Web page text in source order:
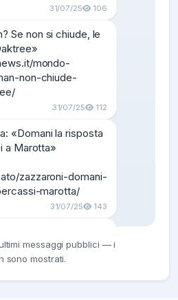
31/07/25 106
Se non si chiude, le
mondo-
non-chiude-
31/07/25 112
«Domani la risposta
a Marotta»
zazzaroni-domani-
marotta/
31/07/25 143
Bisseck 40 milioni,
messaggi pubblici — i
sono mostrati.